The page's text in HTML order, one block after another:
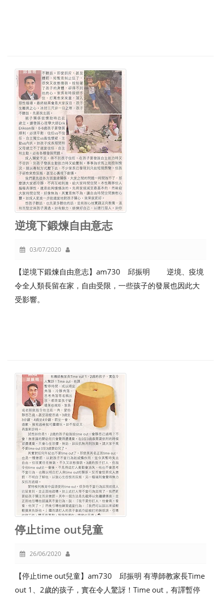
逆境下鍛煉自由意志
03/07/2020
【逆境下鍛煉自由意志】am730 邱振明 逆境、疫境
令全人類長留在家，自由受限，一些孩子的發展也因此大
受影響。
停止time out兒童
26/06/2020
【停止time out兒童】am730 邱振明 有導師教家長Time
out 1、2歲的孩子，實在令人驚訝！Time out，有譯暫停